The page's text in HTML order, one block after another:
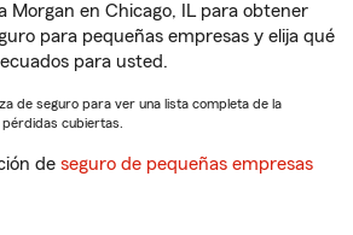
Morgan en Chicago, IL para obtener
para pequeñas empresas y elija qué
para usted.
de seguro para ver una lista completa de la
cubiertas.
de seguro de pequeñas empresas